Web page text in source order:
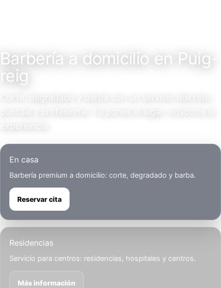
Barbería a domicilio en Puig-
reig
Corte, degradado y barba con un servicio discreto,
puntual y profesional. Tú pones el lugar, nosotros la
En casa
Barbería premium a domicilio: corte, degradado y barba.
Reservar cita
Residencias
Servicio para centros: residencias, hospitales y centros.
Más información